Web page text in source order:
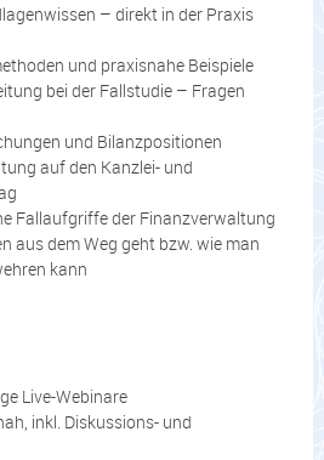
– direkt in der Praxis
und praxisnahe Beispiele
bei der Fallstudie – Fragen
und Bilanzpositionen
auf den Kanzlei- und
Fallaufgriffe der Finanzverwaltung
aus dem Weg geht bzw. wie man
kann
Live-Webinare
inkl. Diskussions- und